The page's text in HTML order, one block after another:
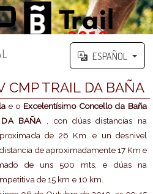
ESPAÑOL
CMP TRAIL DA BAÑA
e o Excelentísimo Concello da Baña
BAÑA, con dúas distancias na
de 26 Km. e un desnivel
de aproximadamente 17 Km e
de uns 500 mts, e dúas na
de 15 km e 10 km.